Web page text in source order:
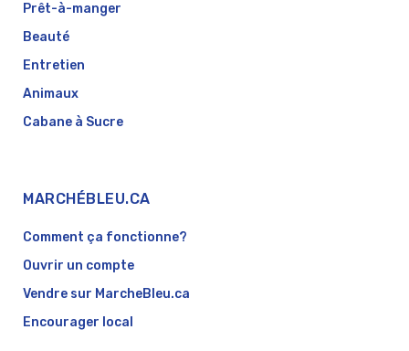
Prêt-à-manger
Beauté
Entretien
Animaux
Cabane à Sucre
MARCHÉBLEU.CA
Comment ça fonctionne?
Ouvrir un compte
Vendre sur MarcheBleu.ca
Encourager local